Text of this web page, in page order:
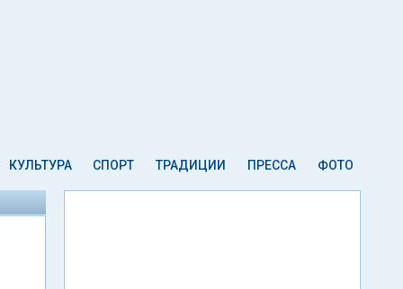
КУЛЬТУРА СПОРТ ТРАДИЦИИ ПРЕССА ФОТО